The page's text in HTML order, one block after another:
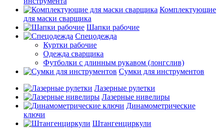
Комплектующие
для маски сварщика
Шапки рабочие
Спецодежда
Куртки рабочие
Одежда сварщика
Футболки с длинным рукавом (лонгслив)
Сумки для инструментов
Лазерные рулетки
Лазерные нивелиры
Динамометрические
ключи
Штангенциркули